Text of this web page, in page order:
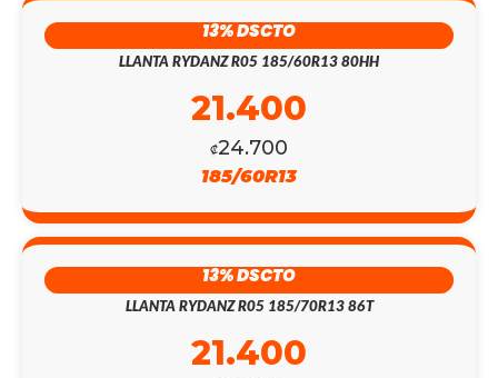
13% DSCTO
LLANTA RYDANZ R05 185/60R13 80HH
₡24.700
21.400
185/60R13
13% DSCTO
LLANTA RYDANZ R05 185/70R13 86T
21.400